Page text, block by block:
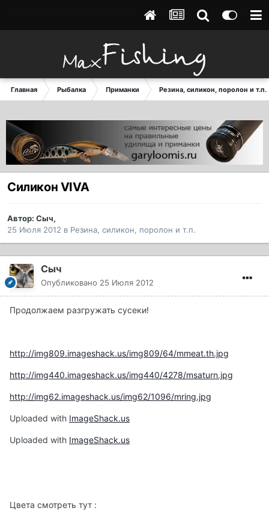
Главная Рыбалка Приманки Резина, силикон, поролон и т.п.
Силикон VIVA
Автор: Сыч,
25 Июля 2012 в Резина, силикон, поролон и т.п.
Сыч
Опубликовано 25 Июля 2012
Продолжаем разгружать сусеки!
http://img809.imageshack.us/img809/64/mmeat.th.jpg
http://img440.imageshack.us/img440/4278/msaturn.jpg
http://img62.imageshack.us/img62/1096/mring.jpg
Uploaded with ImageShack.us
Uploaded with ImageShack.us
Цвета смотреть тут :